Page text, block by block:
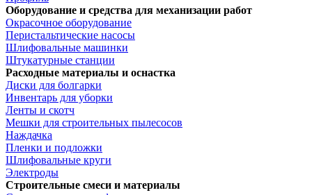
Оборудование и средства для механизации работ
Окрасочное оборудование
Перистальтические насосы
Шлифовальные машинки
Штукатурные станции
Расходные материалы и оснастка
Диски для болгарки
Инвентарь для уборки
Ленты и скотч
Мешки для строительных пылесосов
Наждачка
Пленки и подложки
Шлифовальные круги
Электроды
Строительные смеси и материалы